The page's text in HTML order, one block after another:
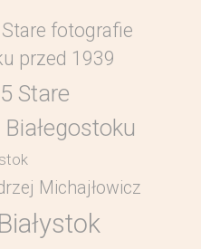
fotografie
przed 1939
Stare
Michajłowicz
Białystok